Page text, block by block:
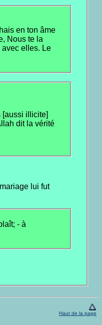
en ton âme
Nous te la
avec elles. Le
illicite]
dit la vérité
lui fut
- à
Haut de la page